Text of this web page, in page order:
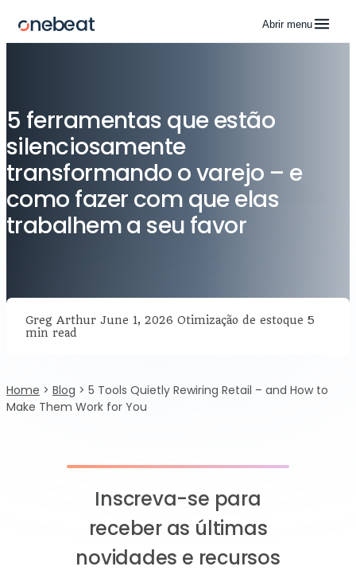
Abrir menu
5 ferramentas que estão
silenciosamente
transformando o varejo – e
como fazer com que elas
trabalhem a seu favor
Greg Arthur June 1, 2026 Otimização de estoque 5
min read
Home > Blog > 5 Tools Quietly Rewiring Retail – and How to
Make Them Work for You
Inscreva-se para
receber as últimas
novidades e recursos